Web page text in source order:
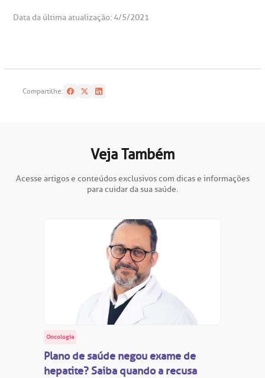
Data da última atualização: 4/5/2021
Compartilhe:
Veja Também
Acesse artigos e conteúdos exclusivos com dicas e informações
para cuidar da sua saúde.
Oncologia
Plano de saúde negou exame de
hepatite? Saiba quando a recusa